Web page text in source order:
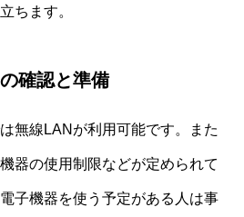
ちます。
確認と準備
無線LANが利用可能です。また
器の使用制限などが定められて
子機器を使う予定がある人は事